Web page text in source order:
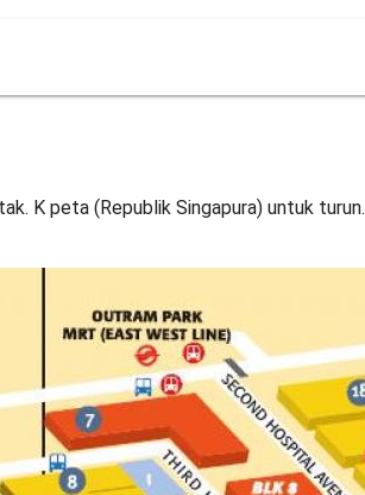
K peta (Republik Singapura) untuk turun.